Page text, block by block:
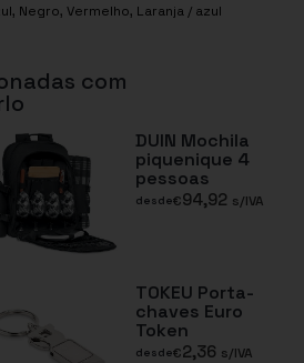
, Negro, Vermelho, Laranja / azul
com
DUIN Mochila
piquenique 4
pessoas
desde€94,92 s/IVA
TOKEU Porta-
chaves Euro
Token
desde€2,36 s/IVA